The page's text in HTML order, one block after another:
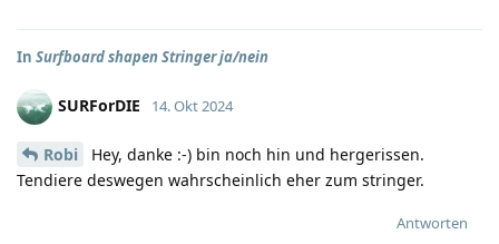
In Surfboard shapen Stringer ja/nein
SURForDIE 14. Okt 2024
Robi
Hey, danke :-) bin noch hin und hergerissen.
Tendiere deswegen wahrscheinlich eher zum stringer.
Antworten